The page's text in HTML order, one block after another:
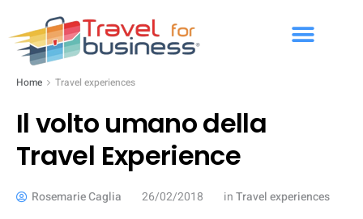
Home Travel experiences
Il volto umano della
Travel Experience
Rosemarie Caglia 26/02/2018 inTravel experiences